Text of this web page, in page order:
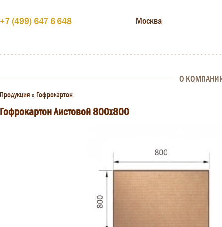
+7 (499) 647 6 648 Москва
О
Продукция » Гофрокартон
Гофрокартон Листовой 800х800